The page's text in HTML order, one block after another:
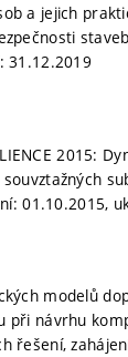
a jejich
31.12.2019
2015:
01.10.2015,
modelů
při návrhu
řešení,